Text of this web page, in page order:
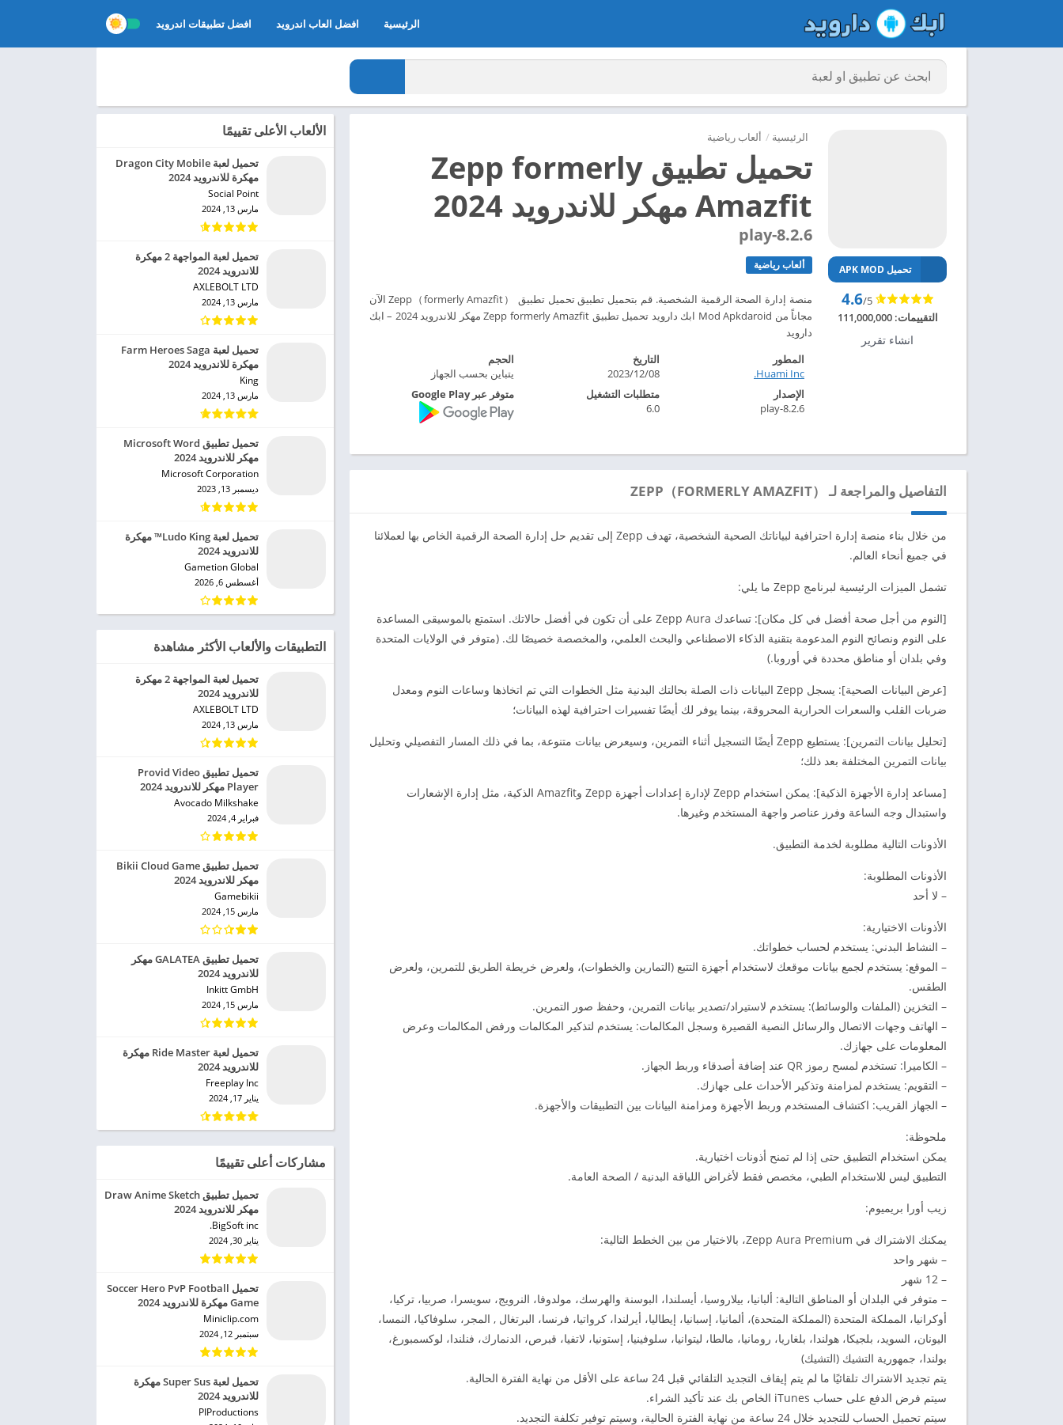
الرئيسية افضل العاب اندرويد افضل تطبيقات اندرويد
الرئيسية / ألعاب رياضية
تحميل تطبيق Zepp formerly
Amazfit مهكر للاندرويد 2024
8.2.6-play
ألعاب رياضية
منصة إدارة الصحة الرقمية الشخصية. قم بتحميل تطبيق تحميل تطبيق Zepp（formerly Amazfit） الآن
مجاناً من Mod Apkdaroid ابك دارويد تحميل تطبيق Zepp formerly Amazfit مهكر للاندرويد 2024 – ابك
دارويد
تحميل APK MOD
4.6/5
التقييمات:111,000,000
انشاء تقرير
المطور
Huami Inc.‏
التاريخ
08‏/12‏/2023
الحجم
يتباين بحسب الجهاز
الإصدار
8.2.6-play
متطلبات التشغيل
6.0
متوفر عبر Google Play
التفاصيل والمراجعة لـ ZEPP（FORMERLY AMAZFIT）
من خلال بناء منصة إدارة احترافية لبياناتك الصحية الشخصية، تهدف Zepp إلى تقديم حل إدارة الصحة الرقمية الخاص بها لعملائنا
في جميع أنحاء العالم.
تشمل الميزات الرئيسية لبرنامج Zepp ما يلي:
[النوم من أجل صحة أفضل في كل مكان]: تساعدك Zepp Aura على أن تكون في أفضل حالاتك. استمتع بالموسيقى المساعدة
على النوم ونصائح النوم المدعومة بتقنية الذكاء الاصطناعي والبحث العلمي، والمخصصة خصيصًا لك. (متوفر في الولايات المتحدة
وفي بلدان أو مناطق محددة في أوروبا.)
[عرض البيانات الصحية]: يسجل Zepp البيانات ذات الصلة بحالتك البدنية مثل الخطوات التي تم اتخاذها وساعات النوم ومعدل
ضربات القلب والسعرات الحرارية المحروقة، بينما يوفر لك أيضًا تفسيرات احترافية لهذه البيانات؛
[تحليل بيانات التمرين]: يستطيع Zepp أيضًا التسجيل أثناء التمرين، وسيعرض بيانات متنوعة، بما في ذلك المسار التفصيلي وتحليل
بيانات التمرين المختلفة بعد ذلك؛
[مساعد إدارة الأجهزة الذكية]: يمكن استخدام Zepp لإدارة إعدادات أجهزة Zepp وAmazfit الذكية، مثل إدارة الإشعارات
واستبدال وجه الساعة وفرز عناصر واجهة المستخدم وغيرها.
الأذونات التالية مطلوبة لخدمة التطبيق.
الأذونات المطلوبة:
– لا أحد
الأذونات الاختيارية:
– النشاط البدني: يستخدم لحساب خطواتك.
– الموقع: يستخدم لجمع بيانات موقعك لاستخدام أجهزة التتبع (التمارين والخطوات)، ولعرض خريطة الطريق للتمرين، ولعرض
الطقس.
– التخزين (الملفات والوسائط): يستخدم لاستيراد/تصدير بيانات التمرين، وحفظ صور التمرين.
– الهاتف وجهات الاتصال والرسائل النصية القصيرة وسجل المكالمات: يستخدم لتذكير المكالمات ورفض المكالمات وعرض
المعلومات على جهازك.
– الكاميرا: تستخدم لمسح رموز QR عند إضافة أصدقاء وربط الجهاز.
– التقويم: يستخدم لمزامنة وتذكير الأحداث على جهازك.
– الجهاز القريب: اكتشاف المستخدم وربط الأجهزة ومزامنة البيانات بين التطبيقات والأجهزة.
ملحوظة:
يمكن استخدام التطبيق حتى إذا لم تمنح أذونات اختيارية.
التطبيق ليس للاستخدام الطبي، مخصص فقط لأغراض اللياقة البدنية / الصحة العامة.
زيب أورا بريميوم:
يمكنك الاشتراك في Zepp Aura Premium، بالاختيار من بين الخطط التالية:
– شهر واحد
– 12 شهر
– متوفر في البلدان أو المناطق التالية: ألبانيا، بيلاروسيا، أيسلندا، البوسنة والهرسك، مولدوفا، النرويج، سويسرا، صربيا، تركيا،
أوكرانيا، المملكة المتحدة (المملكة المتحدة)، ألمانيا، إسبانيا، إيطاليا، أيرلندا، كرواتيا، فرنسا، البرتغال , المجر، سلوفاكيا، النمسا،
اليونان، السويد، بلجيكا، هولندا، بلغاريا، رومانيا، مالطا، ليتوانيا، سلوفينيا، إستونيا، لاتفيا، قبرص، الدنمارك، فنلندا، لوكسمبورغ،
بولندا، جمهورية التشيك (التشيك)
يتم تجديد الاشتراك تلقائيًا ما لم يتم إيقاف التجديد التلقائي قبل 24 ساعة على الأقل من نهاية الفترة الحالية.
سيتم فرض الدفع على حساب iTunes الخاص بك عند تأكيد الشراء.
سيتم تحميل الحساب للتجديد خلال 24 ساعة من نهاية الفترة الحالية، وسيتم توفير تكلفة التجديد.
الألعاب الأعلى تقييمًا
تحميل لعبة Dragon City Mobile
مهكرة للاندرويد 2024
Social Point‏
مارس 13, 2024
تحميل لعبة المواجهة 2 مهكرة
للاندرويد 2024
AXLEBOLT LTD‏
مارس 13, 2024
تحميل لعبة Farm Heroes Saga
مهكرة للاندرويد 2024
King‏
مارس 13, 2024
تحميل تطبيق Microsoft Word
مهكر للاندرويد 2024
Microsoft Corporation‏
ديسمبر 13, 2023
تحميل لعبة Ludo King™ مهكرة
للاندرويد 2024
Gametion Global‏
أغسطس 6, 2026
التطبيقات والألعاب الأكثر مشاهدة
تحميل لعبة المواجهة 2 مهكرة
للاندرويد 2024
AXLEBOLT LTD‏
مارس 13, 2024
تحميل تطبيق Provid Video
Player مهكر للاندرويد 2024
Avocado Milkshake‏
فبراير 4, 2024
تحميل تطبيق Bikii Cloud Game
مهكر للاندرويد 2024
Gamebikii‏
مارس 15, 2024
تحميل تطبيق GALATEA مهكر
للاندرويد 2024
Inkitt GmbH‏
مارس 15, 2024
تحميل لعبة Ride Master مهكرة
للاندرويد 2024
Freeplay Inc‏
يناير 17, 2024
مشاركات أعلى تقييمًا
تحميل تطبيق Draw Anime Sketch
مهكر للاندرويد 2024
BigSoft inc.‏
يناير 30, 2024
تحميل Soccer Hero PvP Football
Game مهكرة للاندرويد 2024
Miniclip.com‏
سبتمبر 12, 2024
تحميل لعبة Super Sus مهكرة
للاندرويد 2024
PIProductions‏